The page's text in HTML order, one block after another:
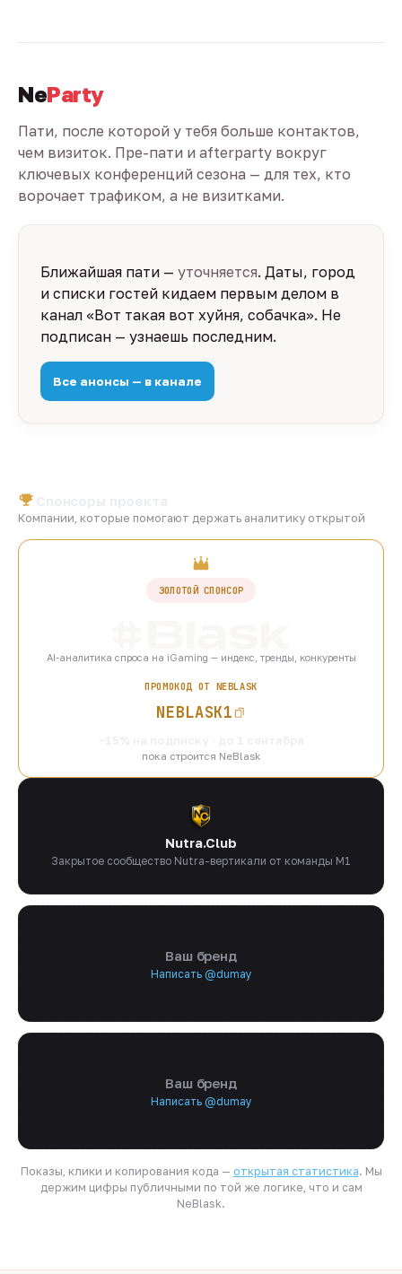
NeParty
Пати, после которой у тебя больше контактов,
чем визиток. Пре-пати и afterparty вокруг
ключевых конференций сезона — для тех, кто
ворочает трафиком, а не визитками.
Ближайшая пати — уточняется. Даты, город
и списки гостей кидаем первым делом в
канал «Вот такая вот хуйня, собачка». Не
подписан — узнаешь последним.
Все анонсы — в канале
Компании, которые помогают держать аналитику открытой
ЗОЛОТОЙ СПОНСОР
AI-аналитика спроса на iGaming — индекс, тренды, конкуренты
ПРОМОКОД ОТ NEBLASK
NEBLASK1
пока строится NeBlask
Nutra.Club
Закрытое сообщество Nutra-вертикали от команды M1
Ваш бренд
Написать @dumay
Ваш бренд
Написать @dumay
Показы, клики и копирования кода — открытая статистика. Мы
держим цифры публичными по той же логике, что и сам
NeBlask.